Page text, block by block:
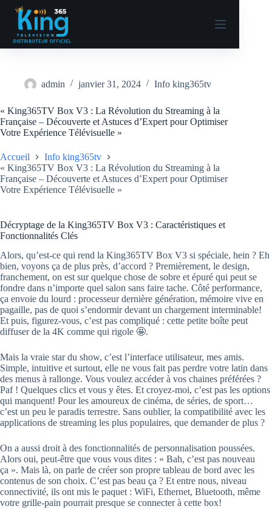
admin janvier 31, 2024 Info king365tv
« King365TV Box V3 : La Révolution du Streaming à la
Française – Découverte et Astuces d’Expert pour Optimiser
Votre Expérience Télévisuelle »
Accueil
Info king365tv
« King365TV Box V3 : La Révolution du Streaming à la
Française – Découverte et Astuces d’Expert pour Optimiser
Votre Expérience Télévisuelle »
Décryptage de la King365TV Box V3 : Caractéristiques et
Fonctionnalités Clés
Alors, qu’est-ce qui rend la King365TV Box V3 si spéciale, hein ? Eh
bien, voyons ça de plus près, d’accord ? Premièrement, le design,
franchement, on est sur quelque chose de sobre et épuré qui peut se
fondre dans n’importe quel salon sans faire tache. Côté performance,
ça envoie du lourd : processeur dernière génération, mémoire vive en
pagaille, pas de quoi s’endormir devant un chargement interminable!
Et puis, figurez-vous, c’est pas compliqué : cette petite boîte peut
diffuser de la 4K comme qui rigole 🤩.
Mais la vraie star du show, c’est l’interface utilisateur, mes amis.
Simple, intuitive et surtout, elle ne vous fait pas perdre votre latin dans
des menus à rallonge. Vous voulez accéder à vos chaines préférées ?
Paf ! Quelques clics et vous y êtes. Et croyez-moi, c’est pas les options
qui manquent! Pour les amoureux de cinéma, de séries, de sport…
c’est un peu le paradis terrestre. Sans oublier, la compatibilité avec les
applications de streaming les plus populaires, que demander de plus ?
On a aussi droit à des fonctionnalités de personnalisation poussées.
Alors oui, peut-être que vous vous dites : « Bah, c’est pas nouveau
ça ». Mais là, on parle de créer son propre tableau de bord avec les
contenus de son choix. C’est pas beau ça ? Et entre nous, niveau
connectivité, ils ont mis le paquet : WiFi, Ethernet, Bluetooth, même
votre grille-pain pourrait presque se connecter à cette box!